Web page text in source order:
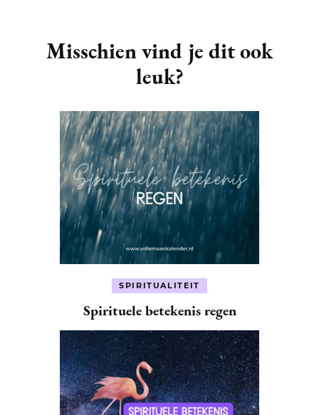
Navigation
Misschien vind je dit ook
leuk?
SPIRITUALITEIT
Spirituele betekenis regen